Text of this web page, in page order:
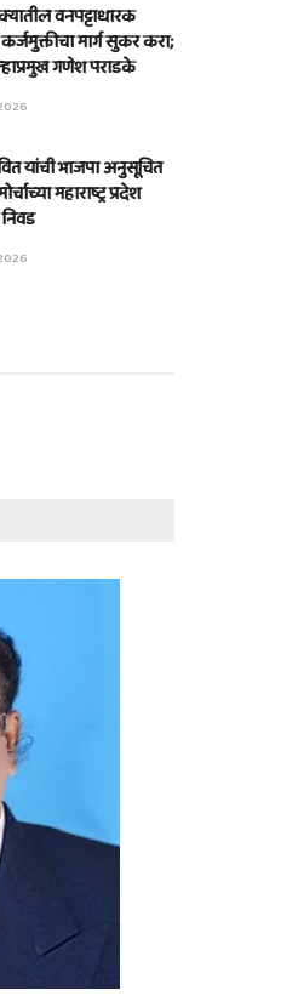
वनपट्टाधारक
मार्ग सुकर करा;
गणेश पराडके
यांची भाजपा अनुसूचित
महाराष्ट्र प्रदेश